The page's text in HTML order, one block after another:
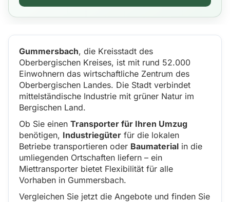
Gummersbach, die Kreisstadt des
Oberbergischen Kreises, ist mit rund 52.000
Einwohnern das wirtschaftliche Zentrum des
Oberbergischen Landes. Die Stadt verbindet
mittelständische Industrie mit grüner Natur im
Bergischen Land.
Ob Sie einen Transporter für Ihren Umzug
benötigen, Industriegüter für die lokalen
Betriebe transportieren oder Baumaterial in die
umliegenden Ortschaften liefern – ein
Miettransporter bietet Flexibilität für alle
Vorhaben in Gummersbach.
Vergleichen Sie jetzt die Angebote und finden Sie